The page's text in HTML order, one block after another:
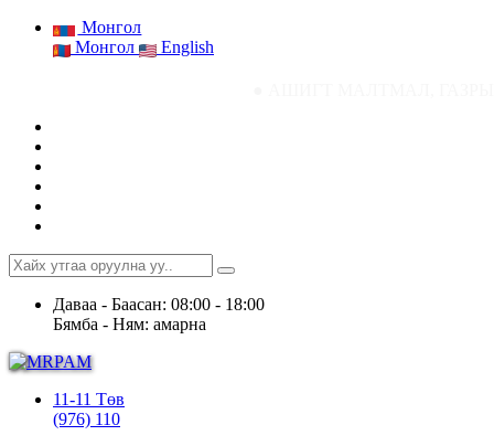
Монгол
Монгол
English
Даваа - Баасан: 08:00 - 18:00
Бямба - Ням: амарна
11-11 Төв
(976) 110